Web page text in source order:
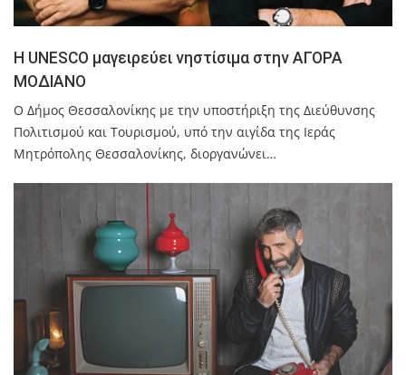
H UNESCO μαγειρεύει νηστίσιμα στην ΑΓΟΡΑ
ΜΟΔΙΑΝΟ
O Δήμος Θεσσαλονίκης με την υποστήριξη της Διεύθυνσης
Πολιτισμού και Τουρισμού, υπό την αιγίδα της Ιεράς
Μητρόπολης Θεσσαλονίκης, διοργανώνει…